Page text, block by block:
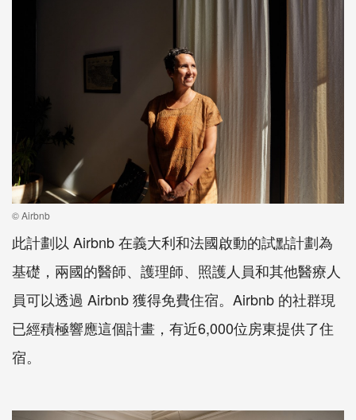
© Airbnb
此計劃以 Airbnb在義大利和法國啟動的試點計劃為
基礎，兩國的醫師、護理師、照護人員和其他醫療人
員可以透過 Airbnb獲得免費住宿。 Airbnb 的社群現
已經積極響應這個計畫，有近6,000位房東提供了住
宿。